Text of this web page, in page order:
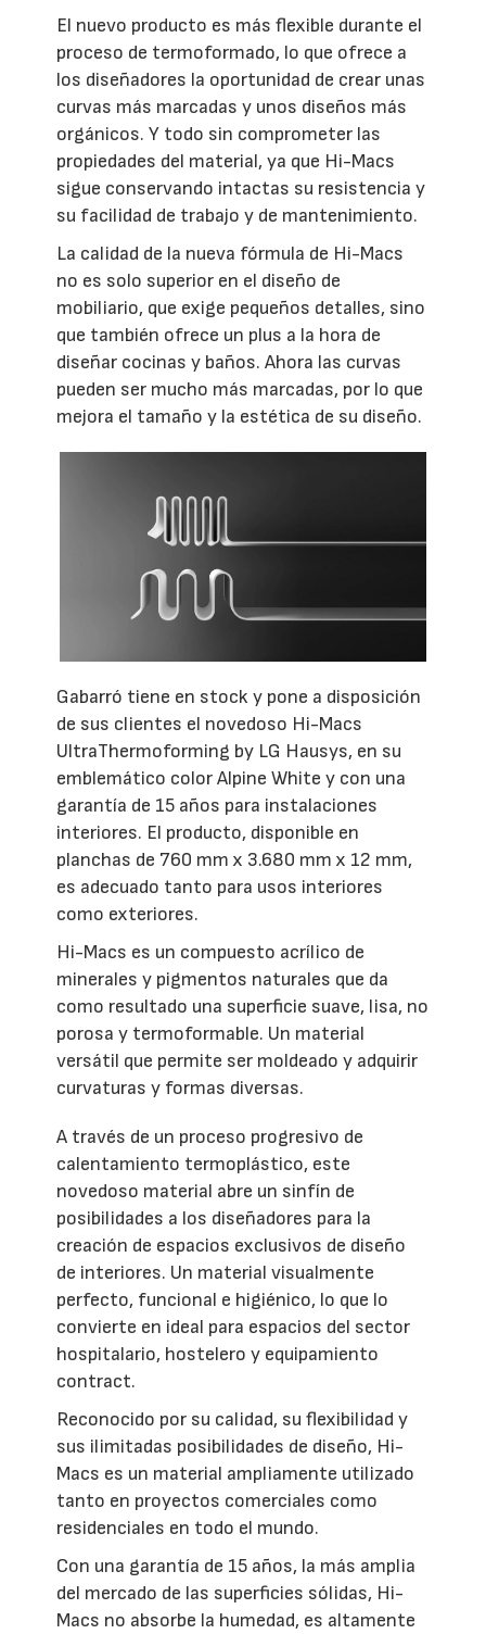
El nuevo producto es más flexible durante el
proceso de termoformado, lo que ofrece a
los diseñadores la oportunidad de crear unas
curvas más marcadas y unos diseños más
orgánicos. Y todo sin comprometer las
propiedades del material, ya que Hi-Macs
sigue conservando intactas su resistencia y
su facilidad de trabajo y de mantenimiento.
La calidad de la nueva fórmula de Hi-Macs
no es solo superior en el diseño de
mobiliario, que exige pequeños detalles, sino
que también ofrece un plus a la hora de
diseñar cocinas y baños. Ahora las curvas
pueden ser mucho más marcadas, por lo que
mejora el tamaño y la estética de su diseño.
Gabarró tiene en stock y pone a disposición
de sus clientes el novedoso Hi-Macs
UltraThermoforming by LG Hausys, en su
emblemático color Alpine White y con una
garantía de 15 años para instalaciones
interiores. El producto, disponible en
planchas de 760 mm x 3.680 mm x 12 mm,
es adecuado tanto para usos interiores
como exteriores.
Hi-Macs es un compuesto acrílico de
minerales y pigmentos naturales que da
como resultado una superficie suave, lisa, no
porosa y termoformable. Un material
versátil que permite ser moldeado y adquirir
curvaturas y formas diversas.
A través de un proceso progresivo de
calentamiento termoplástico, este
novedoso material abre un sinfín de
posibilidades a los diseñadores para la
creación de espacios exclusivos de diseño
de interiores. Un material visualmente
perfecto, funcional e higiénico, lo que lo
convierte en ideal para espacios del sector
hospitalario, hostelero y equipamiento
contract.
Reconocido por su calidad, su flexibilidad y
sus ilimitadas posibilidades de diseño, Hi-
Macs es un material ampliamente utilizado
tanto en proyectos comerciales como
residenciales en todo el mundo.
Con una garantía de 15 años, la más amplia
del mercado de las superficies sólidas, Hi-
Macs no absorbe la humedad, es altamente